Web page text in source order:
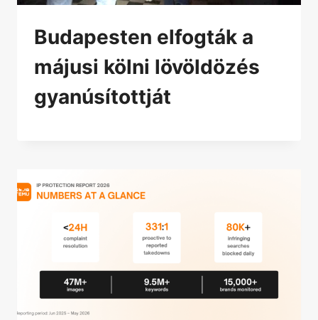
Budapesten elfogták a
májusi kölni lövöldözés
gyanúsítottját